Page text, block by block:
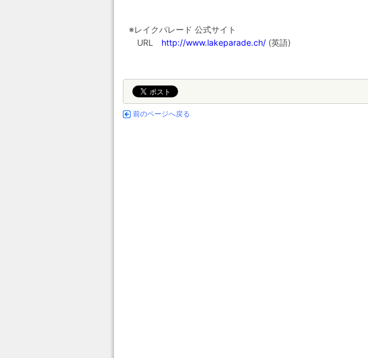
※レイクパレード 公式サイト
URL http://www.lakeparade.ch/ (英語)
前のページへ戻る